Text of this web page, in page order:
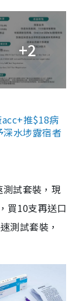
+2
推$18病
水埗露宿者
試套裝，現
買10支再送口
測試套裝，